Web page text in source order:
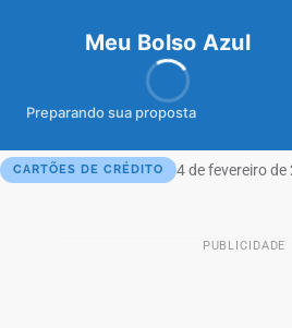
Meu Bolso Azul
Preparando sua proposta
meubolso Azul
Caixa Econômica
cartão de crédito
CARTÕES DE CRÉDITO 4 de fevereiro de
PUBLICIDADE